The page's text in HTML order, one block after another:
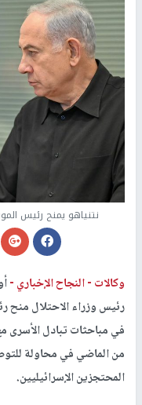
نتنياهو يمنح رئيس
وكالات -النجاح الإخباري -
رئيس وزراء الاحتلال منح
في مباحثات تبادل الأسرى
من الماضي في محاولة
المحتجزين الإسرائيليين.